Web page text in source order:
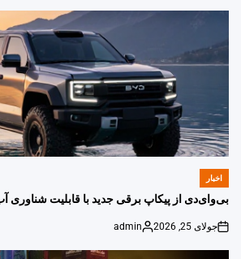
POSTED
اخبار
بی‌وای‌دی از پیکاپ برقی جدید با قابلیت شناوری
on
جولای 25, 2026
Posted
admin